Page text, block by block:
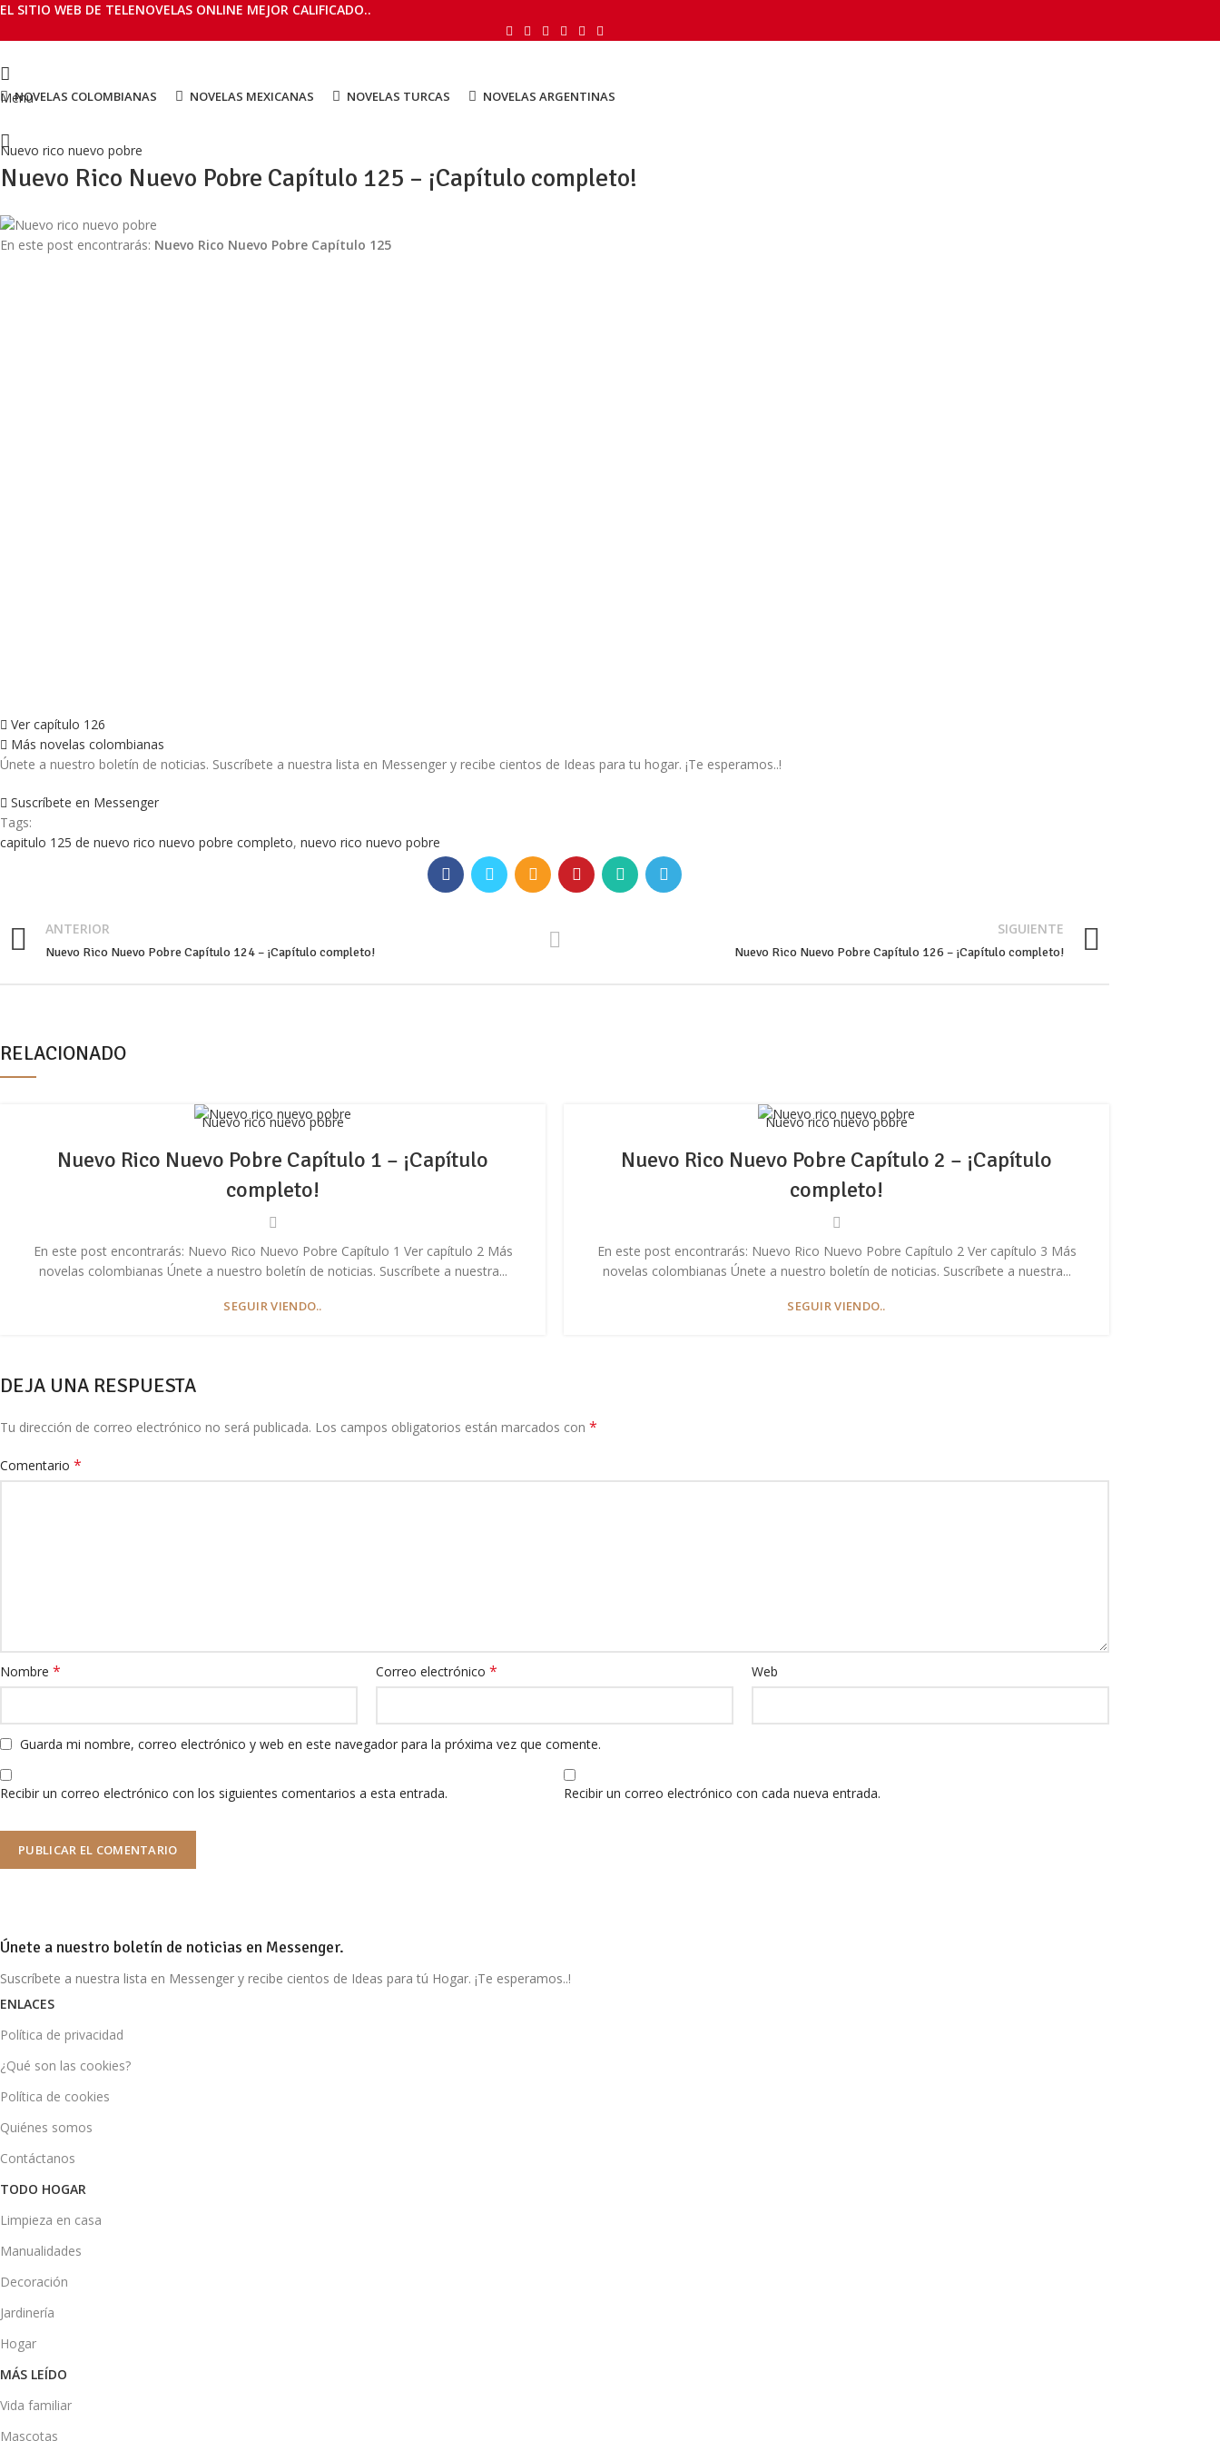
EL SITIO WEB DE TELENOVELAS ONLINE MEJOR CALIFICADO..
Menu
NOVELAS COLOMBIANAS NOVELAS MEXICANAS NOVELAS TURCAS NOVELAS ARGENTINAS
Nuevo rico nuevo pobre
Nuevo Rico Nuevo Pobre Capítulo 125 – ¡Capítulo completo!
En este post encontrarás: Nuevo Rico Nuevo Pobre Capítulo 125
Ver capítulo 126
Más novelas colombianas
Únete a nuestro boletín de noticias. Suscríbete a nuestra lista en Messenger y recibe cientos de Ideas para tu hogar. ¡Te esperamos..!
Suscríbete en Messenger
Tags:
capitulo 125 de nuevo rico nuevo pobre completo, nuevo rico nuevo pobre
ANTERIOR
Nuevo Rico Nuevo Pobre Capítulo 124 – ¡Capítulo completo!
SIGUIENTE
Nuevo Rico Nuevo Pobre Capítulo 126 – ¡Capítulo completo!
RELACIONADO
Nuevo rico nuevo pobre
Nuevo Rico Nuevo Pobre Capítulo 1 – ¡Capítulo
completo!
En este post encontrarás: Nuevo Rico Nuevo Pobre Capítulo 1 Ver capítulo 2 Más
novelas colombianas Únete a nuestro boletín de noticias. Suscríbete a nuestra...
SEGUIR VIENDO..
Nuevo rico nuevo pobre
Nuevo Rico Nuevo Pobre Capítulo 2 – ¡Capítulo
completo!
En este post encontrarás: Nuevo Rico Nuevo Pobre Capítulo 2 Ver capítulo 3 Más
novelas colombianas Únete a nuestro boletín de noticias. Suscríbete a nuestra...
SEGUIR VIENDO..
DEJA UNA RESPUESTA
Tu dirección de correo electrónico no será publicada. Los campos obligatorios están marcados con *
Comentario *
Nombre * Correo electrónico * Web
Guarda mi nombre, correo electrónico y web en este navegador para la próxima vez que comente.
Recibir un correo electrónico con los siguientes comentarios a esta entrada. Recibir un correo electrónico con cada nueva entrada.
Únete a nuestro boletín de noticias en Messenger.
Suscríbete a nuestra lista en Messenger y recibe cientos de Ideas para tú Hogar. ¡Te esperamos..!
ENLACES
Política de privacidad
¿Qué son las cookies?
Política de cookies
Quiénes somos
Contáctanos
TODO HOGAR
Limpieza en casa
Manualidades
Decoración
Jardinería
Hogar
MÁS LEÍDO
Vida familiar
Mascotas
Email
Pinterest
WhatsApp